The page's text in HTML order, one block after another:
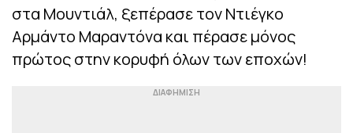
στα Μουντιάλ, ξεπέρασε τον Ντιέγκο
Αρμάντο Μαραντόνα και πέρασε μόνος
πρώτος στην κορυφή όλων των εποχών!